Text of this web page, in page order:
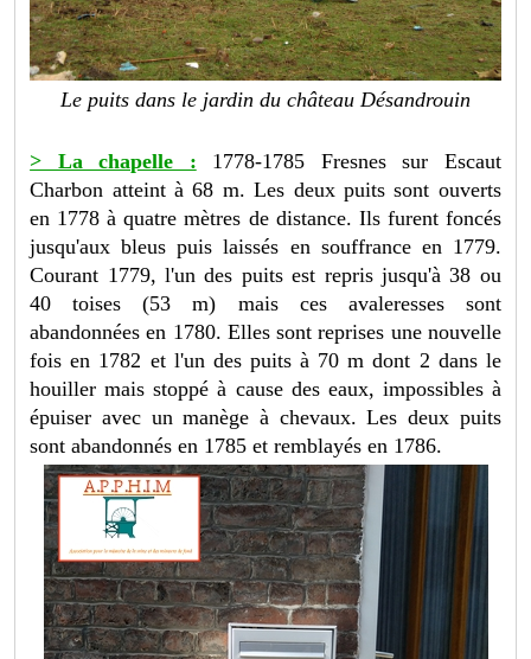
Le puits dans le jardin du château Désandrouin
> La chapelle : 1778-1785 Fresnes sur Escaut
Charbon atteint à 68 m. Les deux puits sont ouverts
en 1778 à quatre mètres de distance. Ils furent foncés
jusqu'aux bleus puis laissés en souffrance en 1779.
Courant 1779, l'un des puits est repris jusqu'à 38 ou
40 toises (53 m) mais ces avaleresses sont
abandonnées en 1780. Elles sont reprises une nouvelle
fois en 1782 et l'un des puits à 70 m dont 2 dans le
houiller mais stoppé à cause des eaux, impossibles à
épuiser avec un manège à chevaux. Les deux puits
sont abandonnés en 1785 et remblayés en 1786.